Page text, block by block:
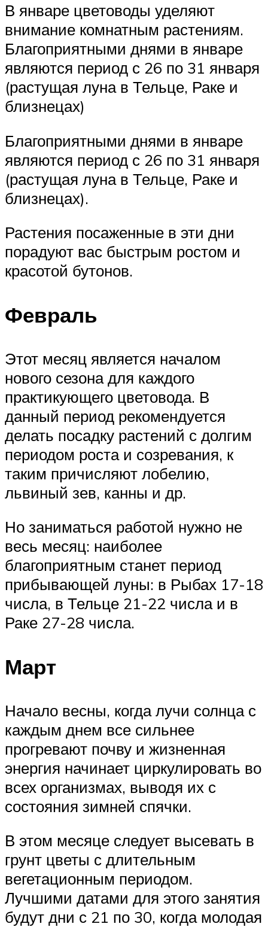
В январе цветоводы уделяют
внимание комнатным растениям.
Благоприятными днями в январе
являются период с 26 по 31 января
(растущая луна в Тельце, Раке и
близнецах)
Благоприятными днями в январе
являются период с 26 по 31 января
(растущая луна в Тельце, Раке и
близнецах).
Растения посаженные в эти дни
порадуют вас быстрым ростом и
красотой бутонов.
Февраль
Этот месяц является началом
нового сезона для каждого
практикующего цветовода. В
данный период рекомендуется
делать посадку растений с долгим
периодом роста и созревания, к
таким причисляют лобелию,
львиный зев, канны и др.
Но заниматься работой нужно не
весь месяц: наиболее
благоприятным станет период
прибывающей луны: в Рыбах 17-18
числа, в Тельце 21-22 числа и в
Раке 27-28 числа.
Март
Начало весны, когда лучи солнца с
каждым днем все сильнее
прогревают почву и жизненная
энергия начинает циркулировать во
всех организмах, выводя их с
состояния зимней спячки.
В этом месяце следует высевать в
грунт цветы с длительным
вегетационным периодом.
Лучшими датами для этого занятия
будут дни с 21 по 30, когда молодая